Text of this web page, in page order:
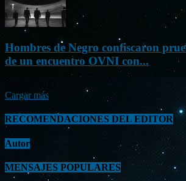
Hombres de Negro confiscaron
de un encuentro OVNI con...
Cargar más
RECOMENDACIONES DEL EDITOR
Autor
MENSAJES POPULARES